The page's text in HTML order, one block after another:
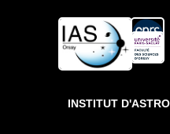
Interne ]
INSTITUT